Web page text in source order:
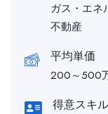
ガス・エ
不動産
平均単価
200～500
得意スキル